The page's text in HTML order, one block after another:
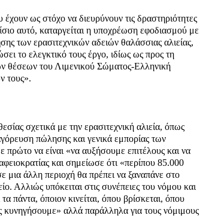
ως στόχο να διευρύνουν τις δραστηριότητες
αυτό, καταργείται η υποχρέωση εφοδιασμού με
των ερασιτεχνικών αδειών θαλάσσιας αλιείας,
το ελεγκτικό τους έργο, ιδίως ως προς τη
θέσεων του Λιμενικού Σώματος-Ελληνική
τους».
σχετικά με την ερασιτεχνική αλιεία, όπως
πώλησης και γενικά εμπορίας των
πρώτο να είναι «να αυξήσουμε επιτέλους και να
και σημείωσε ότι «περίπου 85.000
άλλη περιοχή θα πρέπει να ξαναπάνε στο
Αλλιώς υπόκειται στις συνέπειες του νόμου και
πάντα, όποιον κινείται, όπου βρίσκεται, όπου
κυνηγήσουμε» αλλά παράλληλα για τους νόμιμους